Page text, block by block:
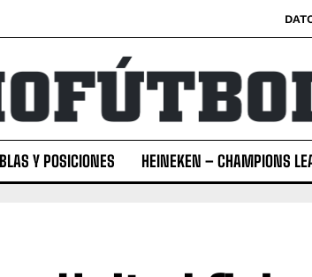
Y POSICIONES HEINEKEN – CHAMPIONS